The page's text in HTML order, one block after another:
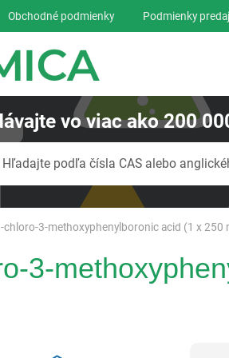
chloro-3-methoxyphenylboronic acid (1 x 250
3-
Obchodné podmienky Podmienky
vo viac ako200
Hľadajte podľa čísla CAS alebo